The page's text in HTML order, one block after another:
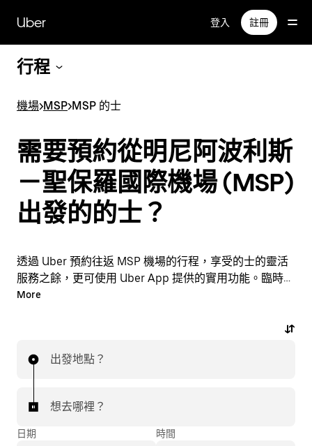
Uber 登入 註冊
行程
機場>MSP>MSP 的士
需要預約從明尼阿波利斯
－聖保羅國際機場 (MSP)
出發的的士？
透過 Uber 預約往返 MSP 機場的行程，享受的士的靈活
服務之餘，更可使用 Uber App 提供的實用功能。臨時需
要乘車？隨時透過 App 或網站預約行程，享受經濟實惠
More
出發地點？
想去哪裡？
日期 時間